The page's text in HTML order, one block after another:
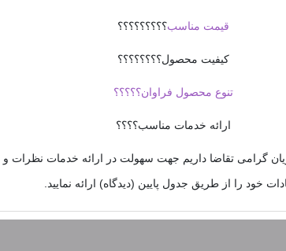
قیمت مناسب؟؟؟؟؟؟؟؟؟
کیفیت محصول؟؟؟؟؟؟؟؟
تنوع محصول فراوان؟؟؟؟؟
ارائه خدمات مناسب؟؟؟؟
گرامی تقاضا داریم جهت سهولت در ارائه خدمات نظرات و
خود را از طریق جدول پایین (دیدگاه) ارائه نمایید.